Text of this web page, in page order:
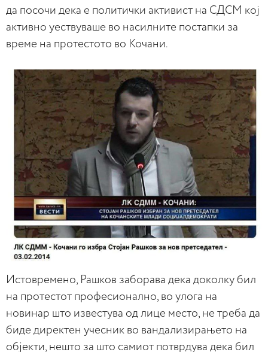
да посочи дека е политички активист на СДСМ кој
активно уествуваше во насилните постапки за
време на протестото во Кочани.
Истовремено, Рашков заборава дека доколку бил
на протестот професионално, во улога на
новинар што известува од лице место, не треба да
биде директен учесник во вандализирањето на
објекти, нешто за што самиот потврдува дека бил